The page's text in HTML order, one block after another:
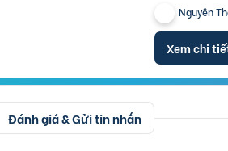
Nguyên
Xem chi
Đánh giá & Gửi tin nhắn